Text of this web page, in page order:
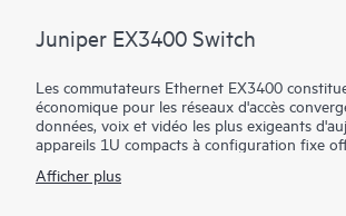
Juniper EX3400 Switch
Les commutateurs Ethernet EX3400
économique pour les réseaux d'accès
données, voix et vidéo les plus exigeants
appareils 1U compacts à configuration fixe
uniquement avec des commutateurs d’accès
Afficher plus